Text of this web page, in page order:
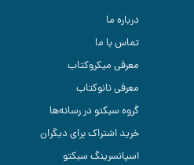
درباره ما
تماس با ما
معرفی میکروکتاب
معرفی نانوکتاب
گروه سبکتو در رسانه‌ها
خرید اشتراک برای دیگران
اسپانسرینگ سبکتو